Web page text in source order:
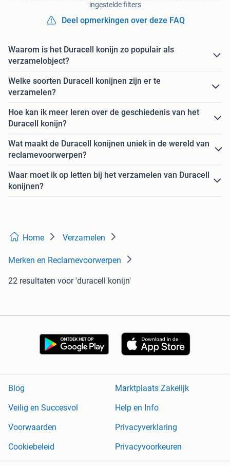
ingestelde filters
Deel opmerkingen over deze FAQ
Waarom is het Duracell konijn zo populair als
verzamelobject?
Welke soorten Duracell konijnen zijn er te
verzamelen?
Hoe kan ik meer leren over de geschiedenis van het
Duracell konijn?
Wat maakt de Duracell konijnen uniek in de wereld van
reclamevoorwerpen?
Waar moet ik op letten bij het verzamelen van Duracell
konijnen?
Home Verzamelen
Merken en Reclamevoorwerpen
22 resultaten voor 'duracell konijn'
Blog
Marktplaats Zakelijk
Veilig en Succesvol
Help en Info
Voorwaarden
Privacyverklaring
Cookiebeleid
Privacyvoorkeuren